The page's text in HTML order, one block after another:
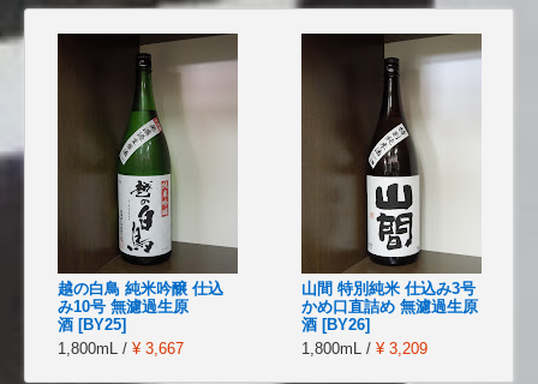
越の白鳥 純米吟醸 仕込
み10号 無濾過生原
酒 [BY25]
1,800mL / ¥ 3,667
山間 特別純米 仕込み3号
かめ口直詰め 無濾過生原
酒 [BY26]
1,800mL / ¥ 3,209